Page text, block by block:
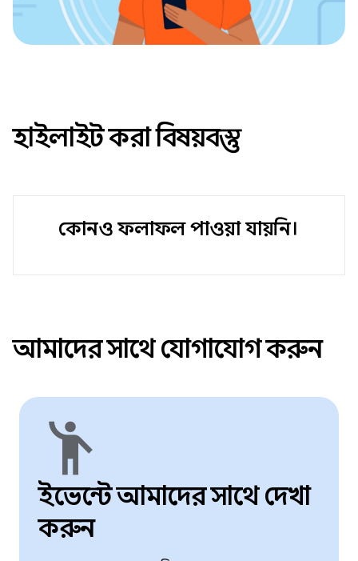
হাইলাইট করা বিষয়বস্তু
কোনও ফলাফল পাওয়া যায়নি।
আমাদের সাথে যোগাযোগ করুন
emoji_people
ইভেন্টে আমাদের সাথে দেখা
করুন